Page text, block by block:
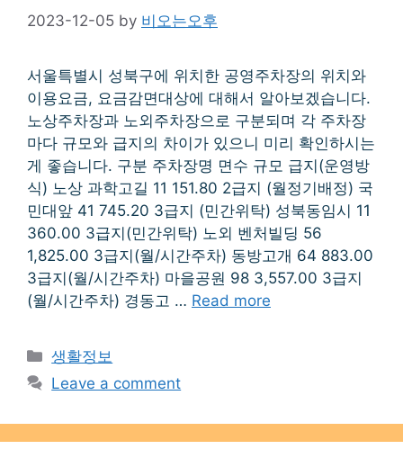
2023-12-05 by 비오는오후
서울특별시 성북구에 위치한 공영주차장의 위치와
이용요금, 요금감면대상에 대해서 알아보겠습니다.
노상주차장과 노외주차장으로 구분되며 각 주차장
마다 규모와 급지의 차이가 있으니 미리 확인하시는
게 좋습니다. 구분 주차장명 면수 규모 급지(운영방
식) 노상 과학고길 11 151.80 2급지 (월정기배정) 국
민대앞 41 745.20 3급지 (민간위탁) 성북동임시 11
360.00 3급지(민간위탁) 노외 벤처빌딩 56
1,825.00 3급지(월/시간주차) 동방고개 64 883.00
3급지(월/시간주차) 마을공원 98 3,557.00 3급지
(월/시간주차) 경동고 … Read more
Categories
생활정보
Leave a comment